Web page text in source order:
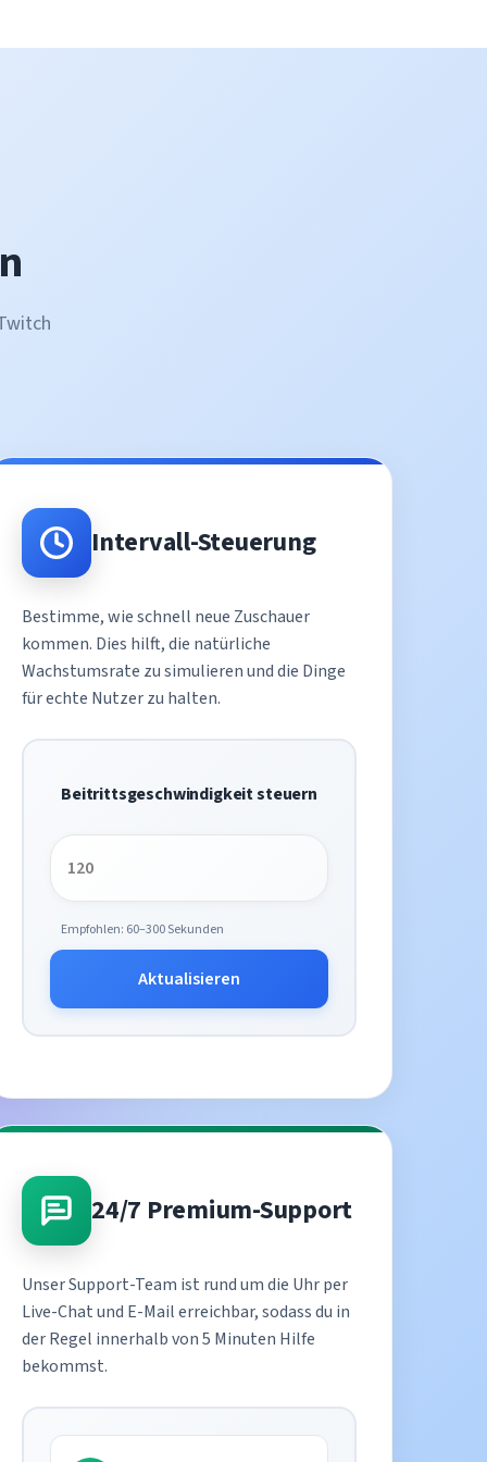
Intervall-Steuerung
Bestimme, wie schnell neue Zuschauer
kommen. Dies hilft, die natürliche
Wachstumsrate zu simulieren und die Dinge
für echte Nutzer zu halten.
Beitrittsgeschwindigkeit steuern
Empfohlen: 60–300 Sekunden
Aktualisieren
24/7 Premium-Support
Unser Support-Team ist rund um die Uhr per
Live-Chat und E-Mail erreichbar, sodass du in
der Regel innerhalb von 5 Minuten Hilfe
bekommst.